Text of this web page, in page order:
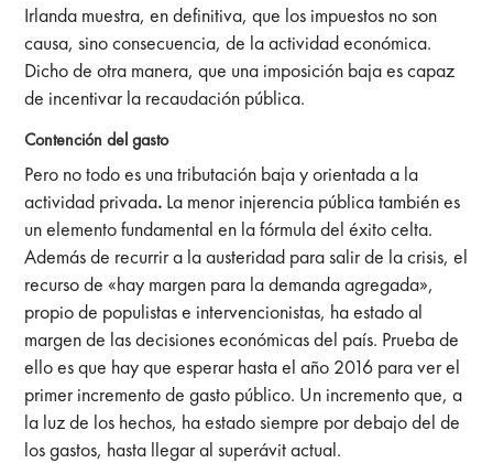
Irlanda muestra, en definitiva, que los impuestos no son
causa, sino consecuencia, de la actividad económica.
Dicho de otra manera, que una imposición baja es capaz
de incentivar la recaudación pública.
Contención del gasto
Pero no todo es una tributación baja y orientada a la
actividad privada. La menor injerencia pública también es
un elemento fundamental en la fórmula del éxito celta.
Además de recurrir a la austeridad para salir de la crisis, el
recurso de «hay margen para la demanda agregada»,
propio de populistas e intervencionistas, ha estado al
margen de las decisiones económicas del país. Prueba de
ello es que hay que esperar hasta el año 2016 para ver el
primer incremento de gasto público. Un incremento que, a
la luz de los hechos, ha estado siempre por debajo del de
los gastos, hasta llegar al superávit actual.